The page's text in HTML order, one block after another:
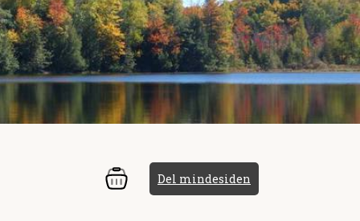
Del mindesiden